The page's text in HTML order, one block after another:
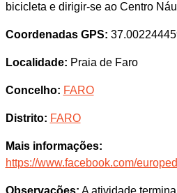
bicicleta e dirigir-se ao Centro
Coordenadas GPS:
Localidade: Praia de Faro
Concelho: FARO
Distrito: FARO
Mais informações:
https://www.facebook.com/
Observações: A atividade